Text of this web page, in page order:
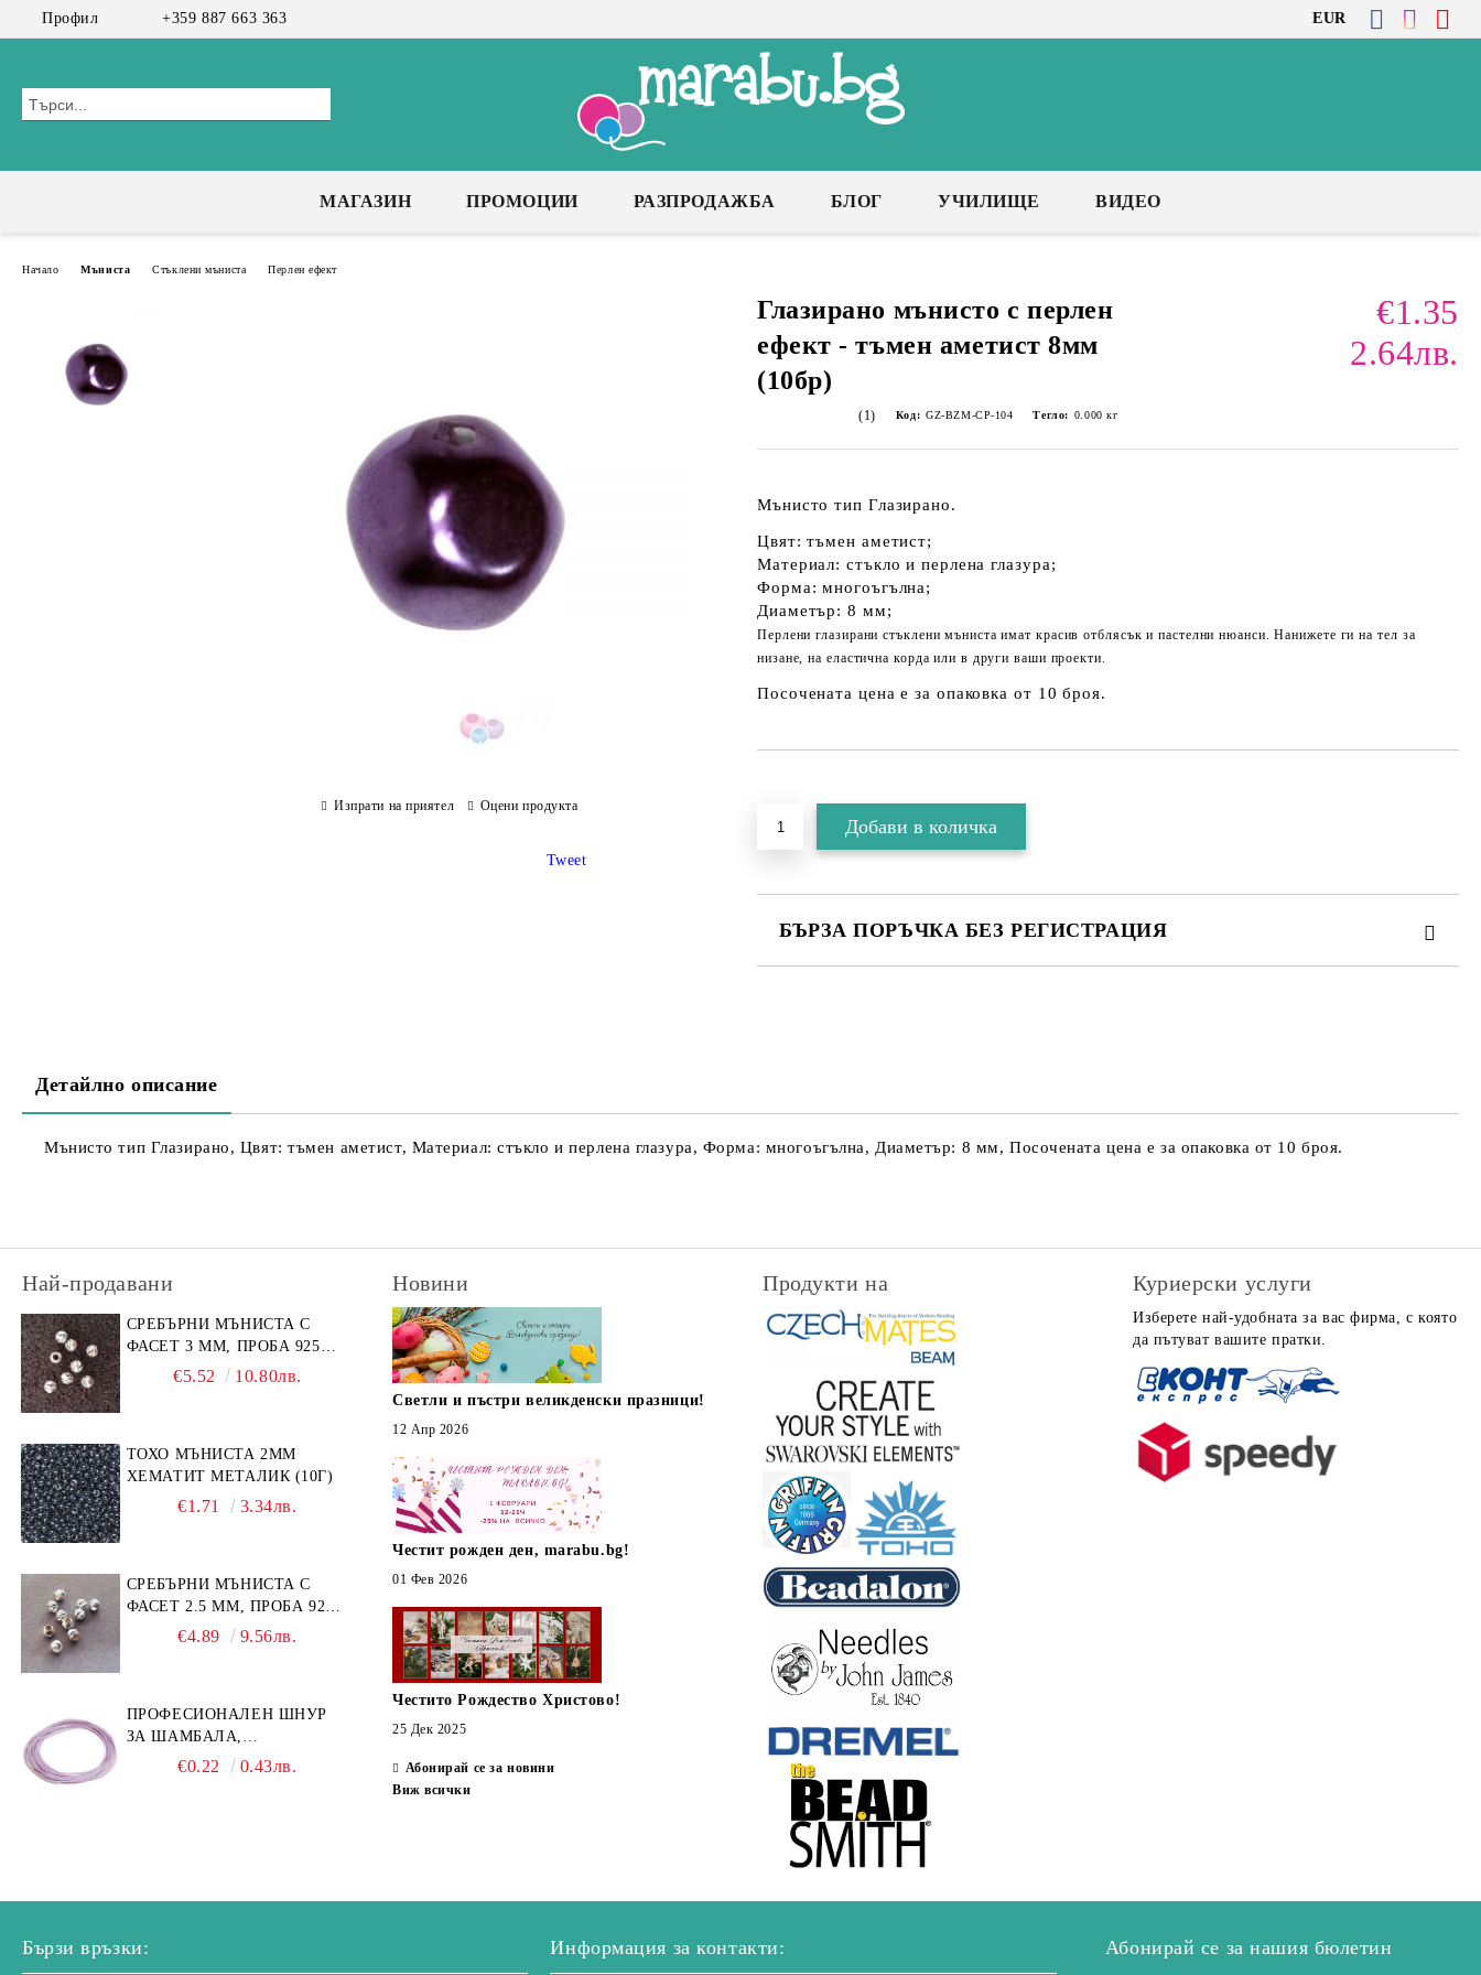
Профил +359 887 663 363 EUR
МАГАЗИН ПРОМОЦИИ РАЗПРОДАЖБА БЛОГ УЧИЛИЩЕ ВИДЕО
Начало Мъниста Стъклени мъниста Перлен ефект
Глазирано мънисто с перлен
ефект - тъмен аметист 8мм
(10бр)
€1.35
2.64лв.
(1) Код: GZ-BZM-CP-104 Тегло: 0.000 кг
Мънисто тип Глазирано.
Цвят: тъмен аметист;
Материал: стъкло и перлена глазура;
Форма: многоъгълна;
Диаметър: 8 мм;
Перлени глазирани стъклени мъниста имат красив отблясък и пастелни нюанси. Нанижете ги на тел за
низане, на еластична корда или в други ваши проекти.
Посочената цена е за опаковка от 10 броя.
БЪРЗА ПОРЪЧКА БЕЗ РЕГИСТРАЦИЯ
Изпрати на приятел Оцени продукта
Tweet
Детайлно описание
Мънисто тип Глазирано, Цвят: тъмен аметист, Материал: стъкло и перлена глазура, Форма: многоъгълна, Диаметър: 8 мм, Посочената цена е за опаковка от 10 броя.
Най-продавани
СРЕБЪРНИ МЪНИСТА С
ФАСЕТ 3 ММ, ПРОБА 925
(10БР)€5.52 10.80лв.
ТОХО МЪНИСТА 2ММ
ХЕМАТИТ МЕТАЛИК (10Г)
€1.71 3.34лв.
СРЕБЪРНИ МЪНИСТА С
ФАСЕТ 2.5 ММ, ПРОБА 925
€4.89 9.56лв.
ПРОФЕСИОНАЛЕН ШНУР
ЗА ШАМБАЛА,
МИКРОМАКРАМЕ И
€0.22 0.43лв.
Новини
Светли и пъстри великденски празници!
12 Апр 2026
Честит рожден ден, marabu.bg!
01 Фев 2026
Честито Рождество Христово!
25 Дек 2025
Абонирай се за новини
Виж всички
Продукти на Куриерски услуги
Изберете най-удобната за вас фирма, с която
да пътуват вашите пратки.
Бързи връзки: Информация за контакти: Абонирай се за нашия бюлетин